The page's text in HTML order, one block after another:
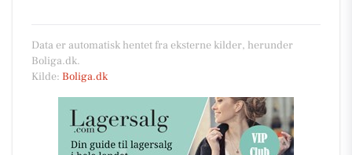
Data er automatisk hentet fra eksterne kilder, herunder
Boliga.dk.
Kilde: Boliga.dk